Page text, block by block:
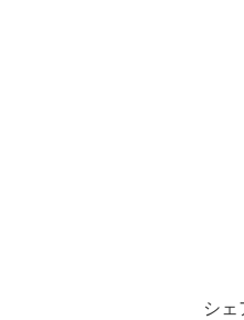
シェ